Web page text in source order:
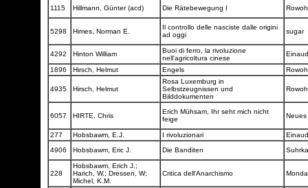
1115
Hillmann, Günter (acd) Die Rätebewegung I
5298 Himes, Norman E.
Il controllo delle nasciste dalle origini
ad oggi
sugar
4292 Hinton William
Buoi di ferro, la rivoluzione
nell'agricoltura cinese
1896 Hirsch, Helmut Engels
4935 Hirsch, Helmut
Rosa Luxemburg in
Selbstzeugnissen und
Bilddokumenten
6057 HIRTE, Chris
Erich Mühsam, Ihr seht mich nicht
feige
277 Hobsbawm, E.J. I rivoluzionari
4906
Hobsbawm, Eric J. Die Banditen
228
Hobsbawm, Erich J.;
Harich, W.; Dressen, W;
Michel, K.M.
Critica dell'Anarchismo